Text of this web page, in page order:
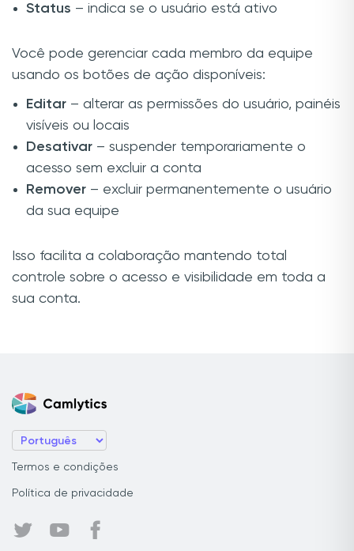
Status – indica se o usuário está ativo
Você pode gerenciar cada membro da equipe
usando os botões de ação disponíveis:
Editar – alterar as permissões do usuário, painéis
visíveis ou locais
Desativar – suspender temporariamente o
acesso sem excluir a conta
Remover – excluir permanentemente o usuário
da sua equipe
Isso facilita a colaboração mantendo total
controle sobre o acesso e visibilidade em toda a
sua conta.
Termos e condições
Política de privacidade